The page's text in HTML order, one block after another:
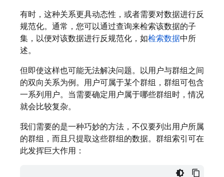
有时，这种关系更具动态性，或者需要对数据进行反
规范化。通常，您可以通过查询来检索该数据的子
集，以便对该数据进行反规范化，如检索数据中所
述。
但即使这样也可能无法解决问题。以用户与群组之间
的双向关系为例。用户可属于某个群组，群组可包含
一系列用户。当需要确定用户属于哪些群组时，情况
就会比较复杂。
我们需要的是一种巧妙的方法，不仅要列出用户所属
的群组，而且只提取这些群组的数据。群组索引可在
此发挥巨大作用 ：